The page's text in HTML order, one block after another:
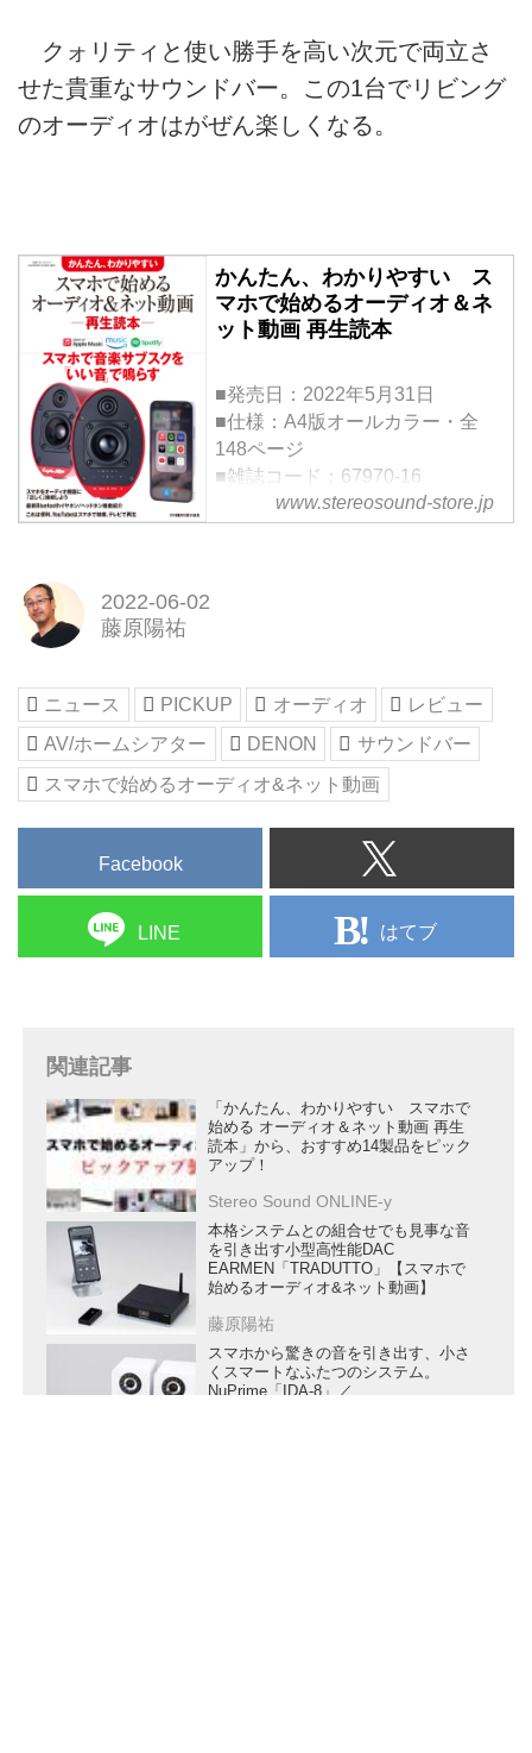
クォリティと使い勝手を高い次元で両立さ
せた貴重なサウンドバー。この1台でリビング
のオーディオはがぜん楽しくなる。
かんたん、わかりやすい ス
マホで始めるオーディオ＆ネ
ット動画 再生読本
■発売日：2022年5月31日
■仕様：A4版オールカラー・全
148ページ
■雑誌コード：67970-16
■ISBN：9784880734781
音楽再生にフル活用しようという
実践的な提案ページとなります。
いまや現代人の生活に欠かせない
スマホは、音楽プレーヤーとして
も一番身近で便...
www.stereosound-store.jp
2022-06-02
藤原陽祐
ニュース PICKUP オーディオ
レビュー
AV/ホームシアター
DENON
サウンドバー
スマホで始めるオーディオ&ネット動画
Facebook
LINE はてブ
関連記事
「かんたん、わかりやすい スマホで
始める オーディオ＆ネット動画 再生
読本」から、おすすめ14製品をピック
アップ！
Stereo Sound ONLINE-y
本格システムとの組合せでも見事な音
を引き出す小型高性能DAC
EARMEN「TRADUTTO」【スマホで
始めるオーディオ&ネット動画】
藤原陽祐
スマホから驚きの音を引き出す、小さ
くスマートなふたつのシステム。
NuPrime「IDA-8」／